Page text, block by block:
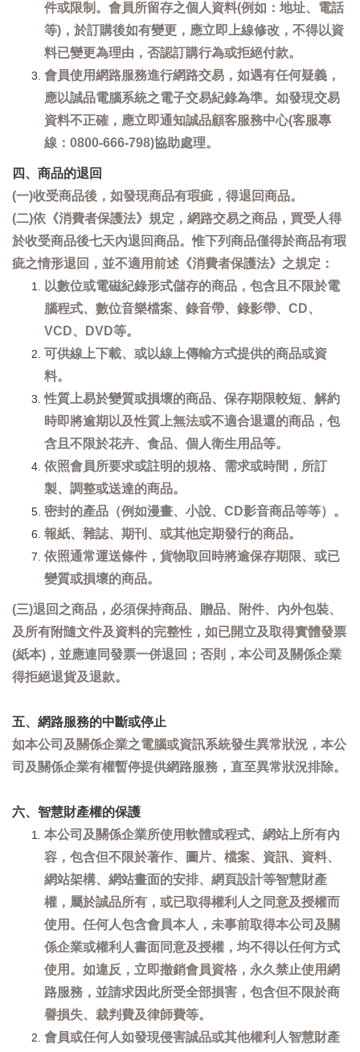
件或限制。會員所留存之個人資料(例如：地址、電話
等)，於訂購後如有變更，應立即上線修改，不得以資
料已變更為理由，否認訂購行為或拒絕付款。
會員使用網路服務進行網路交易，如遇有任何疑義，
應以誠品電腦系統之電子交易紀錄為準。如發現交易
資料不正確，應立即通知誠品顧客服務中心(客服專
線：0800-666-798)協助處理。
四、商品的退回
(一)收受商品後，如發現商品有瑕疵，得退回商品。
(二)依《消費者保護法》規定，網路交易之商品，買受人得
於收受商品後七天內退回商品。惟下列商品僅得於商品有瑕
疵之情形退回，並不適用前述《消費者保護法》之規定：
以數位或電磁紀錄形式儲存的商品，包含且不限於電
腦程式、數位音樂檔案、錄音帶、錄影帶、CD、
VCD、DVD等。
可供線上下載、或以線上傳輸方式提供的商品或資
料。
性質上易於變質或損壞的商品、保存期限較短、解約
時即將逾期以及性質上無法或不適合退還的商品，包
含且不限於花卉、食品、個人衛生用品等。
依照會員所要求或註明的規格、需求或時間，所訂
製、調整或送達的商品。
密封的產品（例如漫畫、小說、CD影音商品等等）。
報紙、雜誌、期刊、或其他定期發行的商品。
依照通常運送條件，貨物取回時將逾保存期限、或已
變質或損壞的商品。
(三)退回之商品，必須保持商品、贈品、附件、內外包裝、
及所有附隨文件及資料的完整性，如已開立及取得實體發票
(紙本)，並應連同發票一併退回；否則，本公司及關係企業
得拒絕退貨及退款。
五、網路服務的中斷或停止
如本公司及關係企業之電腦或資訊系統發生異常狀況，本公
司及關係企業有權暫停提供網路服務，直至異常狀況排除。
六、智慧財產權的保護
本公司及關係企業所使用軟體或程式、網站上所有內
容，包含但不限於著作、圖片、檔案、資訊、資料、
網站架構、網站畫面的安排、網頁設計等智慧財產
權，屬於誠品所有，或已取得權利人之同意及授權而
使用。任何人包含會員本人，未事前取得本公司及關
係企業或權利人書面同意及授權，均不得以任何方式
使用。如違反，立即撤銷會員資格，永久禁止使用網
路服務，並請求因此所受全部損害，包含但不限於商
譽損失、裁判費及律師費等。
會員或任何人如發現侵害誠品或其他權利人智慧財產